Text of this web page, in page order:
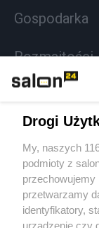
Gospodarka
Rozmaitości
Sport
Kultura
Drogi
My, naszych
podmioty z
przechowujemy
przetwarzamy
identyfikatory,
urządzenie czy